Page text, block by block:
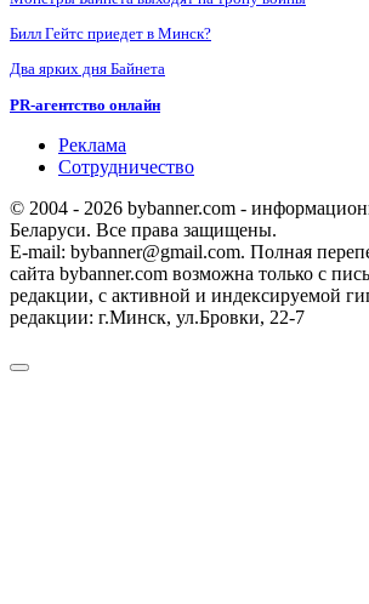
Билл Гейтс приедет в Минск?
Два ярких дня Байнета
PR-агентство онлайн
Реклама
Сотрудничество
© 2004 - 2026 bybanner.com -
Беларуси. Все права защищены.
E-mail: bybanner@gmail.com. Полная
сайта bybanner.com возможна только с
редакции, с активной и индексируемой
редакции: г.Минск, ул.Бровки, 22-7